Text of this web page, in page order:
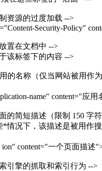
资源的过度加载 -->
Security-Policy"
置在文档中 -->
该标签下的内容 -->
的名称（仅当网站被用作
name" content="应用
的简短描述（限制 150 字
*情况下，该描述是被用作
ion" content="一个页面描述
引擎的抓取和索引行为 -->